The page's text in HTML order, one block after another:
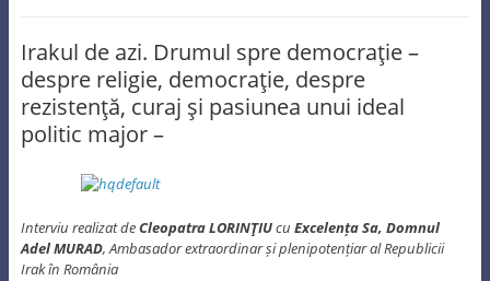
Irakul de azi. Drumul spre democraţie –
despre religie, democraţie, despre
rezistenţă, curaj şi pasiunea unui ideal
politic major –
Interviu realizat deCleopatra LORINŢIUcu Excelența Sa, Domnul
Adel MURAD, Ambasador extraordinar și plenipotențiar al Republicii
Irak în România